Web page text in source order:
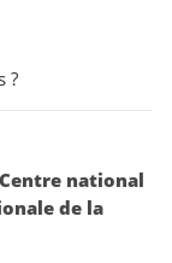
?
Centre national
de la